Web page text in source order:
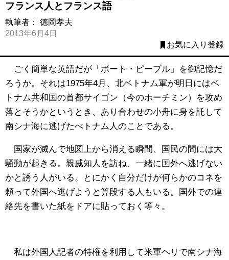
フランス人とフランス語
執筆者： 徳岡孝夫
2013年6月4日
お気に入り登録
ごく簡単な英語だが「ボート・ピープル」を御記憶だ
ろうか。それは1975年4月、北ベトナム軍が明日にはベ
トナム共和国の首都サイゴン（今のホーチミン）を攻め
落とそうかというとき、あり合わせの小舟に身を託して
南シナ海に逃げたべトナム人のことである。
国家が滅んで地図上から消える瞬間、国民の間には大
騒動が起きる。親戚知人を訪ね、一緒に国外へ逃げない
かと誘う人がいる。とにかく自分だけが何らかのコネを
頼って外国へ逃げようと算段する人もいる。国外での連
絡先を書いた紙をドアに貼っておく等々。
私は外国人記者の特権を利用して米軍ヘリで南シナ海